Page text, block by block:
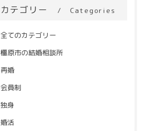
カテゴリー Categories
全てのカテゴリー
橿原市の結婚相談所
再婚
会員制
独身
婚活